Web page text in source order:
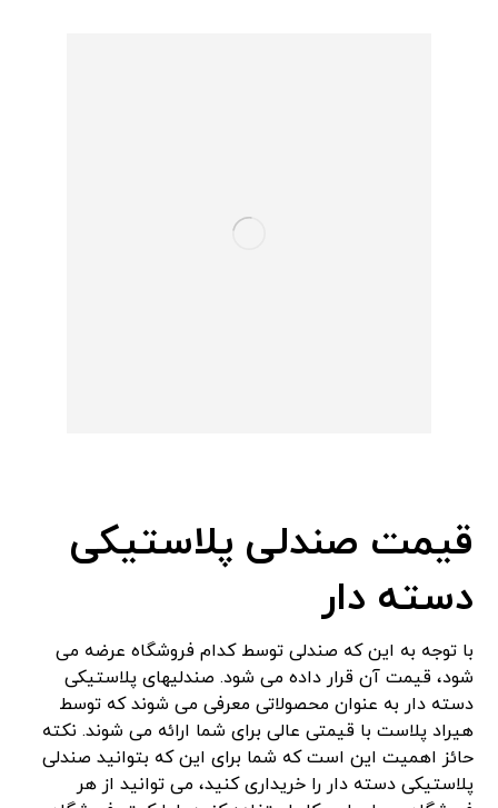
قیمت صندلی پلاستیکی
دسته دار
با توجه به این که صندلی توسط کدام فروشگاه عرضه می
شود، قیمت آن قرار داده می شود. صندلیهای پلاستیکی
دسته دار به عنوان محصولاتی معرفی می شوند که توسط
هیراد پلاست با قیمتی عالی برای شما ارائه می شوند. نکته
حائز اهمیت این است که شما برای این که بتوانید صندلی
پلاستیکی دسته دار را خریداری کنید، می توانید از هر